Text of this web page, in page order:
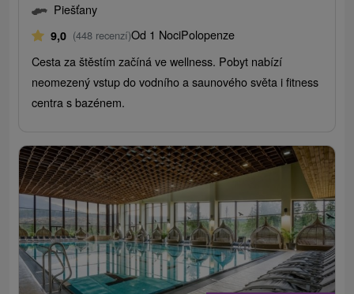
Piešťany
9,0 (448 recenzí)Od 1 NociPolopenze
Cesta za štěstím začíná ve wellness. Pobyt nabízí
neomezený vstup do vodního a saunového světa i fitness
centra s bazénem.